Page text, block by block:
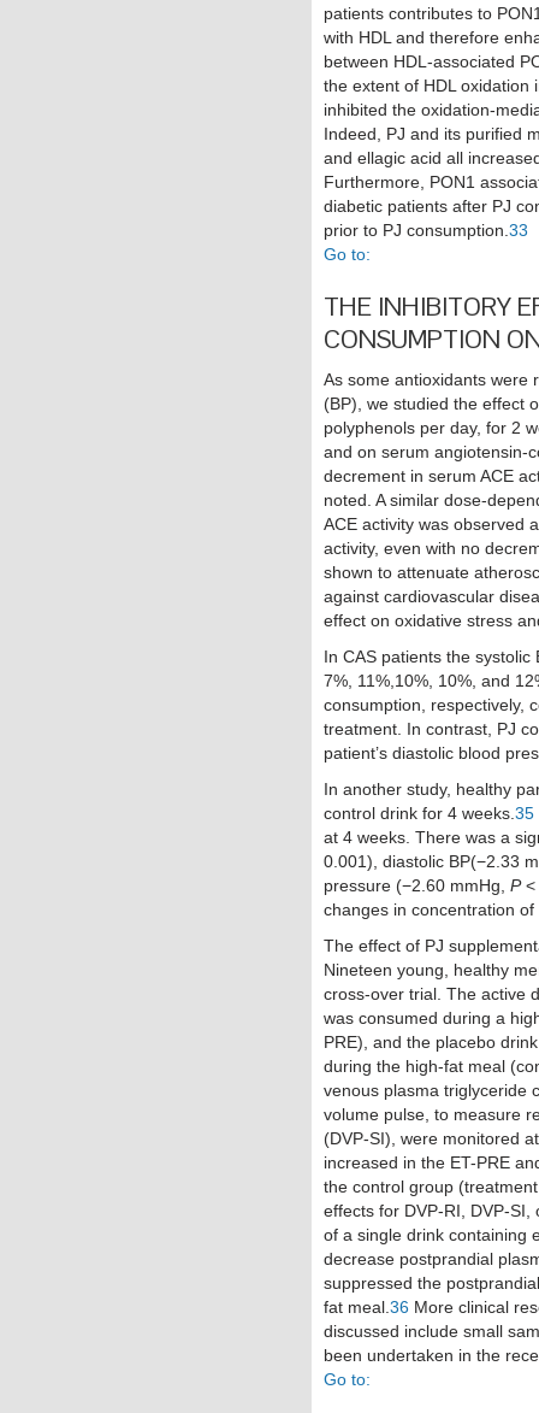
patients contributes to
with HDL and therefore
between HDL-associated
the extent of HDL oxidation
inhibited the oxidation-
Indeed, PJ and its purified
and ellagic acid all
Furthermore, PON1
diabetic patients after PJ
prior to PJ consumption. 33
Go to:
THE INHIBITORY
CONSUMPTION
As some antioxidants were
(BP), we studied the effect
polyphenols per day, for 2
and on serum angiotensin-
decrement in serum ACE
noted. A similar dose-
ACE activity was observed
activity, even with no
shown to attenuate
against cardiovascular
effect on oxidative stress
In CAS patients the systolic
7%, 11%,10%, 10%, and
consumption, respectively,
treatment. In contrast, PJ
patient’s diastolic blood
In another study, healthy
control drink for 4 weeks. 35
at 4 weeks. There was a
0.001), diastolic BP(−2.33
pressure (−2.60 mmHg, P<
changes in concentration of
The effect of PJ
Nineteen young, healthy
cross-over trial. The active
was consumed during a
PRE), and the placebo
during the high-fat meal
venous plasma triglyceride
volume pulse, to measure
(DVP-SI), were monitored
increased in the ET-PRE
the control group
effects for DVP-RI, DVP-SI,
of a single drink containing
decrease postprandial
suppressed the
fat meal. 36 More clinical
discussed include small
been undertaken in the
Go to: